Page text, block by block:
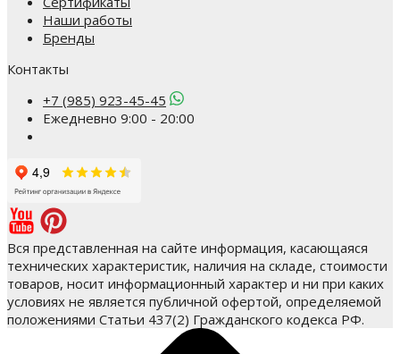
Наши работы
Бренды
Контакты
+7 (985) 923-45-45
Ежедневно 9:00 - 20:00
Вся представленная на сайте информация, касающаяся
технических характеристик, наличия на складе, стоимости
товаров, носит информационный характер и ни при каких
условиях не является публичной офертой, определяемой
положениями Статьи 437(2) Гражданского кодекса РФ.